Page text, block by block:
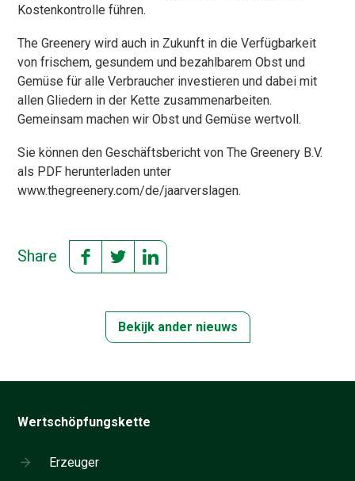
Kostenkontrolle führen.
The Greenery wird auch in Zukunft in die Verfügbarkeit
von frischem, gesundem und bezahlbarem Obst und
Gemüse für alle Verbraucher investieren und dabei mit
allen Gliedern in der Kette zusammenarbeiten.
Gemeinsam machen wir Obst und Gemüse wertvoll.
Sie können den Geschäftsbericht von The Greenery B.V.
als PDF herunterladen unter
www.thegreenery.com/de/jaarverslagen.
Share
Bekijk ander nieuws
Wertschöpfungskette
Erzeuger